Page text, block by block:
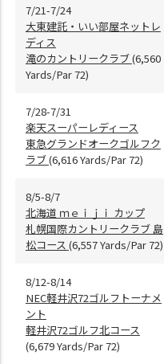
7/21-7/24
大東建託・いい部屋ネットレ
ディス
滝のカントリークラブ(6,560
Yards/Par 72)
7/28-7/31
楽天スーパーレディース
東急グランドオークゴルフク
ラブ(6,616 Yards/Par 72)
8/5-8/7
北海道 ｍｅｉｊｉ カップ
札幌国際カントリークラブ 島
松コース (6,557 Yards/Par 72)
8/12-8/14
NEC軽井沢72ゴルフトーナメ
ント
軽井沢72ゴルフ北コース
(6,679 Yards/Par 72)